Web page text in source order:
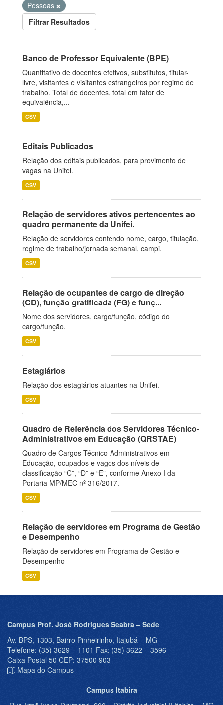
Pessoas
Filtrar Resultados
Banco de Professor Equivalente (BPE)
Quantitativo de docentes efetivos, substitutos, titular-
livre, visitantes e visitantes estrangeiros por regime de
trabalho. Total de docentes, total em fator de
equivalência,...
CSV
Editais Publicados
Relação dos editais publicados, para provimento de
vagas na Unifei.
CSV
Relação de servidores ativos pertencentes ao
quadro permanente da Unifei.
Relação de servidores contendo nome, cargo, titulação,
regime de trabalho/jornada semanal, campi.
CSV
Relação de ocupantes de cargo de direção
(CD), função gratificada (FG) e funç...
Nome dos servidores, cargo/função, código do
cargo/função.
CSV
Estagiários
Relação dos estagiários atuantes na Unifei.
CSV
Quadro de Referência dos Servidores Técnico-
Administrativos em Educação (QRSTAE)
Quadro de Cargos Técnico-Administrativos em
Educação, ocupados e vagos dos níveis de
classificação “C”, “D” e “E”, conforme Anexo I da
Portaria MP/MEC nº 316/2017.
CSV
Relação de servidores em Programa de Gestão
e Desempenho
Relação de servidores em Programa de Gestão e
Desempenho
CSV
Campus Prof. José Rodrigues Seabra – Sede
Av. BPS, 1303, Bairro Pinheirinho, Itajubá – MG
Telefone: (35) 3629 – 1101 Fax: (35) 3622 – 3596
Caixa Postal 50 CEP: 37500 903
Mapa do Campus
Campus Itabira